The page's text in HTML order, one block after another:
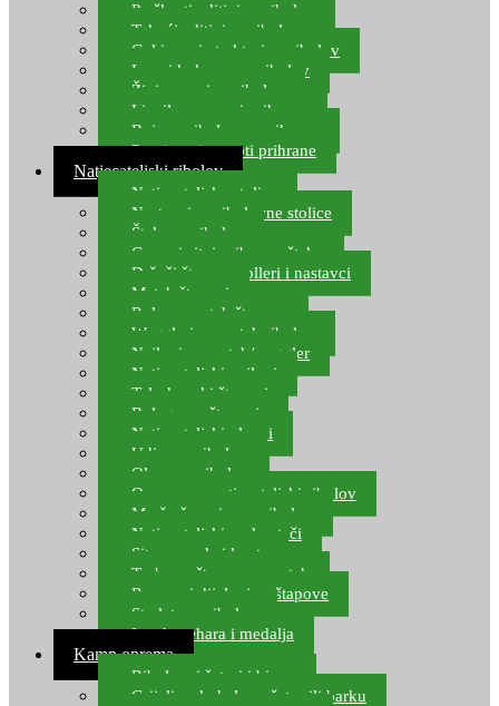
Praškasti aditivi za ribolov
Tekući aditivi za ribolov
Gel i sprej atraktori za ribolov
Lovni kukuruz za ribolov
Živi mamci za ribolov
Ljepilo za crve i prihranu
Boje za ribolovnu prihranu
Provjereni recepti prihrane
Natjecateljski ribolov
Natjecateljske stolice
Nastavci za ribolovne stolice
Šteke za ribolov
Gume i sitni pribor za šteku
Držači štapova rolleri i nastavci
Match štapovi
Role za match štapove
Waggleri za match ribolov
Najloni za match/waggler
Natjecateljski najloni
Teleskopski štapovi
Bolognese štapovi
Natjecateljski plovci
Udice za ribolov
Olovo za ribolov
Oprema za natjecateljski ribolov
Mreže čuvarice za ribolov
Natjecateljski podmetači
Sito, posude i kante
Torbe za štapove – match
Rezervni dijelovi za štapove
Starlete za ribolov
Izrada pehara i medalja
Kamp oprema
Ribolovni šatori i bivvy
Grijalice, kuhala za šator ili barku